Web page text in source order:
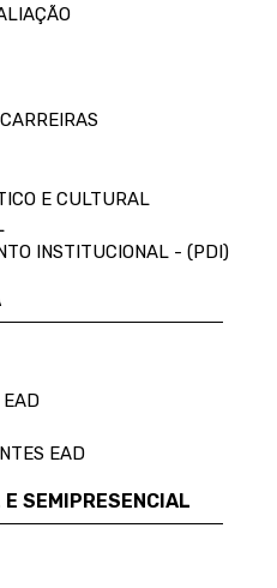
E CULTURAL
INSTITUCIONAL - (PDI)
EAD
EAD
SEMIPRESENCIAL